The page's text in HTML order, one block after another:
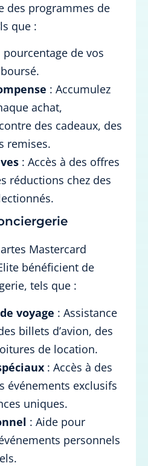
des programmes de
que :
pourcentage de vos
: Accumulez
achat,
des cadeaux, des
remises.
: Accès à des offres
réductions chez des
Mastercard
bénéficient de
tels que :
voyage : Assistance
billets d’avion, des
de location.
: Accès à des
événements exclusifs
uniques.
: Aide pour
personnels